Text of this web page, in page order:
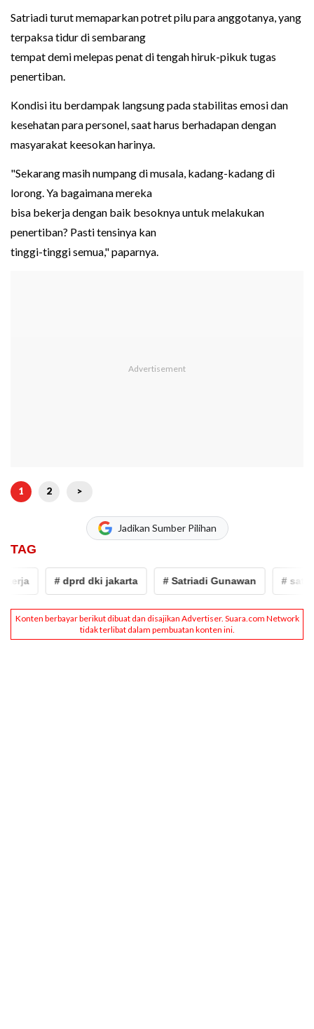
Satriadi turut memaparkan potret pilu para anggotanya, yang
terpaksa tidur di sembarang
tempat demi melepas penat di tengah hiruk-pikuk tugas
penertiban.
Kondisi itu berdampak langsung pada stabilitas emosi dan
kesehatan para personel, saat harus berhadapan dengan
masyarakat keesokan harinya.
"Sekarang masih numpang di musala, kadang-kadang di
lorong. Ya bagaimana mereka
bisa bekerja dengan baik besoknya untuk melakukan
penertiban? Pasti tensinya kan
tinggi-tinggi semua," paparnya.
1 2 >
Jadikan Sumber Pilihan
TAG
# dprd dki jakarta # Satriadi Gunawan # satpol